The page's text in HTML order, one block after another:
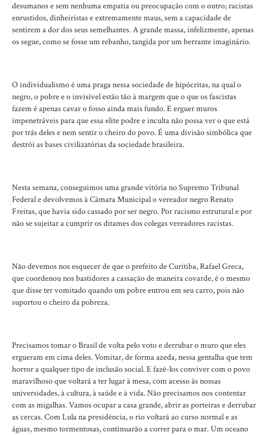
desumanos e sem nenhuma empatia ou preocupação com o outro; racistas
enrustidos, dinheiristas e extremamente maus, sem a capacidade de
sentirem a dor dos seus semelhantes. A grande massa, infelizmente, apenas
os segue, como se fosse um rebanho, tangida por um berrante imaginário.
O individualismo é uma praga nessa sociedade de hipócritas, na qual o
negro, o pobre e o invisível estão tão à margem que o que os fascistas
fazem é apenas cavar o fosso ainda mais fundo. E erguer muros
impenetráveis para que essa elite podre e inculta não possa ver o que está
por trás deles e nem sentir o cheiro do povo. É uma divisão simbólica que
destrói as bases civilizatórias da sociedade brasileira.
Nesta semana, conseguimos uma grande vitória no Supremo Tribunal
Federal e devolvemos à Câmara Municipal o vereador negro Renato
Freitas, que havia sido cassado por ser negro. Por racismo estrutural e por
não se sujeitar a cumprir os ditames dos colegas vereadores racistas.
Não devemos nos esquecer de que o prefeito de Curitiba, Rafael Greca,
que coordenou nos bastidores a cassação de maneira covarde, é o mesmo
que disse ter vomitado quando um pobre entrou em seu carro, pois não
suportou o cheiro da pobreza.
Precisamos tomar o Brasil de volta pelo voto e derrubar o muro que eles
ergueram em cima deles. Vomitar, de forma azeda, nessa gentalha que tem
horror a qualquer tipo de inclusão social. E fazê-los conviver com o povo
maravilhoso que voltará a ter lugar à mesa, com acesso às nossas
universidades, à cultura, à saúde e à vida. Não precisamos nos contentar
com as migalhas. Vamos ocupar a casa grande, abrir as porteiras e derrubar
as cercas. Com Lula na presidência, o rio voltará ao curso normal e as
águas, mesmo tormentosas, continuarão a correr para o mar. Um oceano